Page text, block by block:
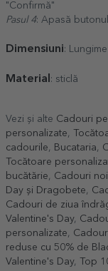
"Confirmă"
Pasul 4: Apasă
Dimensiuni:
Material : sticlă
Vezi și alte Cadouri
personalizate,
cadourile, Bucataria,
Tocătoare
bucătărie, Cadouri
Day și Dragobete,
Cadouri de ziua
Valentine's Day,
personalizate,
reduse cu 50% de
Valentine's Day, Top